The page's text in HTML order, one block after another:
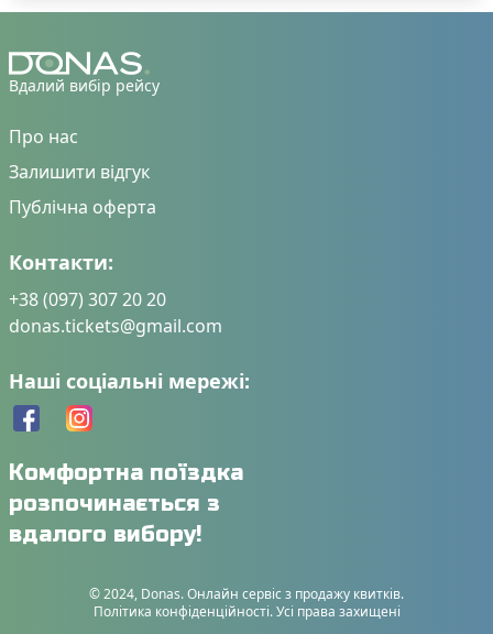
👑Додатковий простір для ніг
0
☕ Комфорт у дорозі
🛌Пледи
🍵
🥤 Безкоштовні напої
🔒Індивідуальні ремені безпеки
🔌Електроніка та розваги
🔌Розетки біля кожного сидіння
🔌Розетки в салоні
🎧Особистий мультимедіа екран
Інтернет-з'язок
Wi-Fi із стабільним сигналом Starlink
📱
🧳 Особливий багаж:
👶Місце для дитячого візка
♿Місце для інвалідного візка
Вдалий вибір рейсу
Про нас
Залишити відгук
Публічна оферта
Контакти:
+38 (097) 307 20 20
donas.tickets@gmail.com
Наші соціальні мережі:
Комфортна поїздка
розпочинається з
вдалого вибору!
© 2024, Donas. Онлайн сервіс з продажу квитків.
Політика конфіденційності. Усі права захищені